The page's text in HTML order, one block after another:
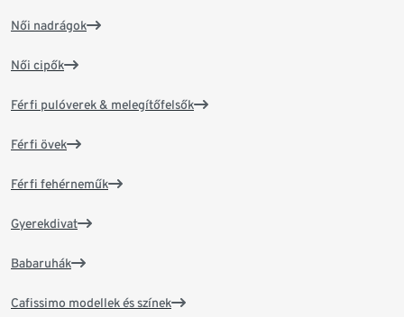
Női nadrágok
Női cipők
Férfi pulóverek & melegítőfelsők
Férfi övek
Férfi fehérneműk
Gyerekdivat
Babaruhák
Cafissimo modellek és színek